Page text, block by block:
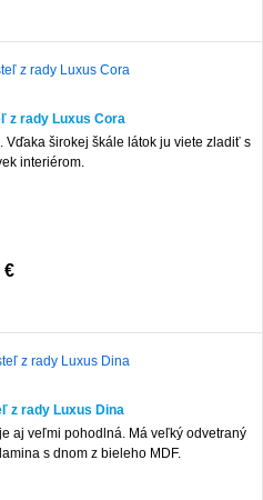
z rady Luxus Cora
širokej škále látok ju viete zladiť s
interiérom.
€
z rady Luxus Dina
aj veľmi pohodlná. Má veľký odvetraný
s dnom z bieleho MDF.